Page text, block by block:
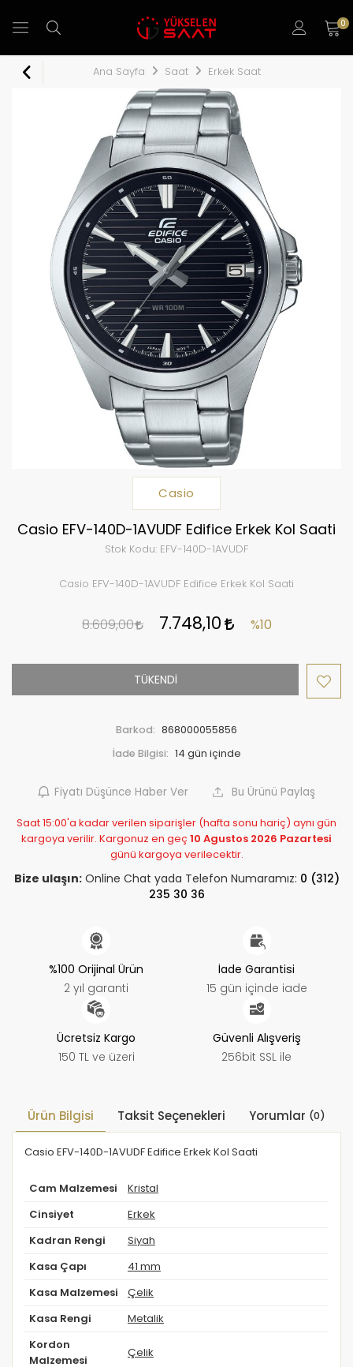
0
Ana Sayfa Saat Erkek Saat
Casio
Casio EFV-140D-1AVUDF Edifice Erkek Kol Saati
Stok Kodu: EFV-140D-1AVUDF
Casio EFV-140D-1AVUDF Edifice Erkek Kol Saati
8.609,00 7.748,10 %10
TÜKENDİ
Barkod: 868000055856
İade Bilgisi:
Fiyatı Düşünce Haber Ver Bu Ürünü Paylaş
Saat 15:00'a kadar verilen siparişler (hafta sonu hariç) aynı gün
kargoya verilir. Kargonuz en geç 10 Agustos 2026 Pazartesi
günü kargoya verilecektir.
Bize ulaşın:Online Chat yada Telefon Numaramız: 0 (312)
235 30 36
%100 Orijinal Ürün
2 yıl garanti
İade Garantisi
15 gün içinde iade
Ücretsiz Kargo
150 TL ve üzeri
Güvenli Alışveriş
256bit SSL ile
Ürün Bilgisi Taksit Seçenekleri Yorumlar (0)
Casio EFV-140D-1AVUDF Edifice Erkek Kol Saati
Cam Malzemesi Kristal
Cinsiyet Erkek
Kadran Rengi Siyah
Kasa Çapı 41 mm
Kasa Malzemesi Çelik
Kasa Rengi Metalik
Kordon
Malzemesi
Çelik